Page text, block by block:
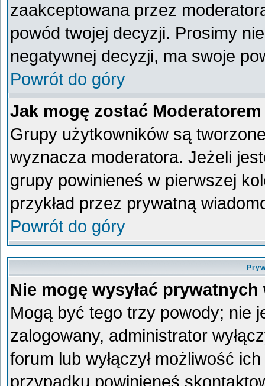
zaakceptowana przez
powód twojej decyzji. Prosimy
negatywnej decyzji, ma swoje
Powrót do góry
Jak mogę zostać
Grupy użytkowników są
wyznacza moderatora. Jeżeli
grupy powinieneś w pierwszej
przykład przez prywatną
Powrót do góry
Nie mogę wysyłać
Mogą być tego trzy powody; nie
zalogowany, administrator
forum lub wyłączył możliwość
przypadku powinieneś